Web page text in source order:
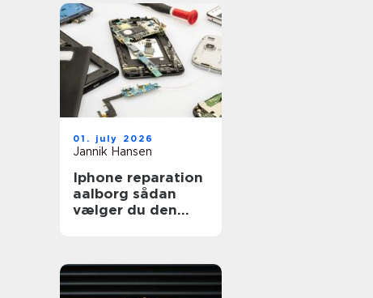
01. july 2026
Jannik Hansen
Iphone reparation
aalborg sådan
vælger du den